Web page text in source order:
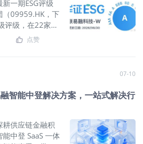
传统模式，转向覆盖全链条、更普惠、更
票据法》法定效力，支持全市场登记
）及资产证券化，是政策主推的标准化
时，票交所有限追索试点、央行再贴现
据产业扶持政策，《票据法》修订工
易背景资料的采集、传输、识别、核
系等提出了更高的要求。 AI重塑交易逻
当前产业智能商业处于流程自动化中
成采购、开票、支付全流程无人化操
票据、发票实现结构化可校验，全流程
金融系统标配，产业交易正式从“人工
一期ESG评级
（09959.HK，下
评级，在22家软
列第3。这是继
融再次以稳健的
社会与治理三
华证指数 ESG
级体系，覆盖沪
价体系兼顾国际
管特色，评估
责任、公司治
已成为机构投
点赞
07-10
智能中登解决方案，一站式解决行
供应链金融积
中登 SaaS 一体